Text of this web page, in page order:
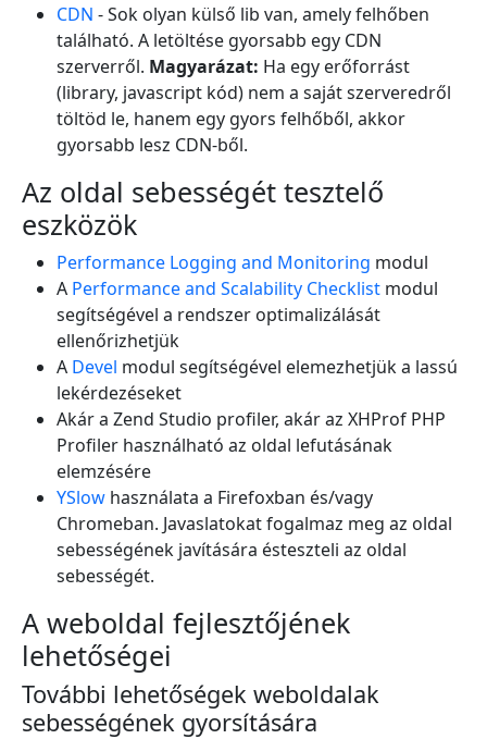
CDN - Sok olyan külső lib van, amely felhőben
található. A letöltése gyorsabb egy CDN
szerverről. Magyarázat: Ha egy erőforrást
(library, javascript kód) nem a saját szerveredről
töltöd le, hanem egy gyors felhőből, akkor
gyorsabb lesz CDN-ből.
Az oldal sebességét tesztelő
eszközök
Performance Logging and Monitoring modul
A Performance and Scalability Checklist modul
segítségével a rendszer optimalizálását
ellenőrizhetjük
A Devel modul segítségével elemezhetjük a lassú
lekérdezéseket
Akár a Zend Studio profiler, akár az XHProf PHP
Profiler használható az oldal lefutásának
elemzésére
YSlow használata a Firefoxban és/vagy
Chromeban. Javaslatokat fogalmaz meg az oldal
sebességének javítására ésteszteli az oldal
sebességét.
A weboldal fejlesztőjének
lehetőségei
További lehetőségek weboldalak
sebességének gyorsítására